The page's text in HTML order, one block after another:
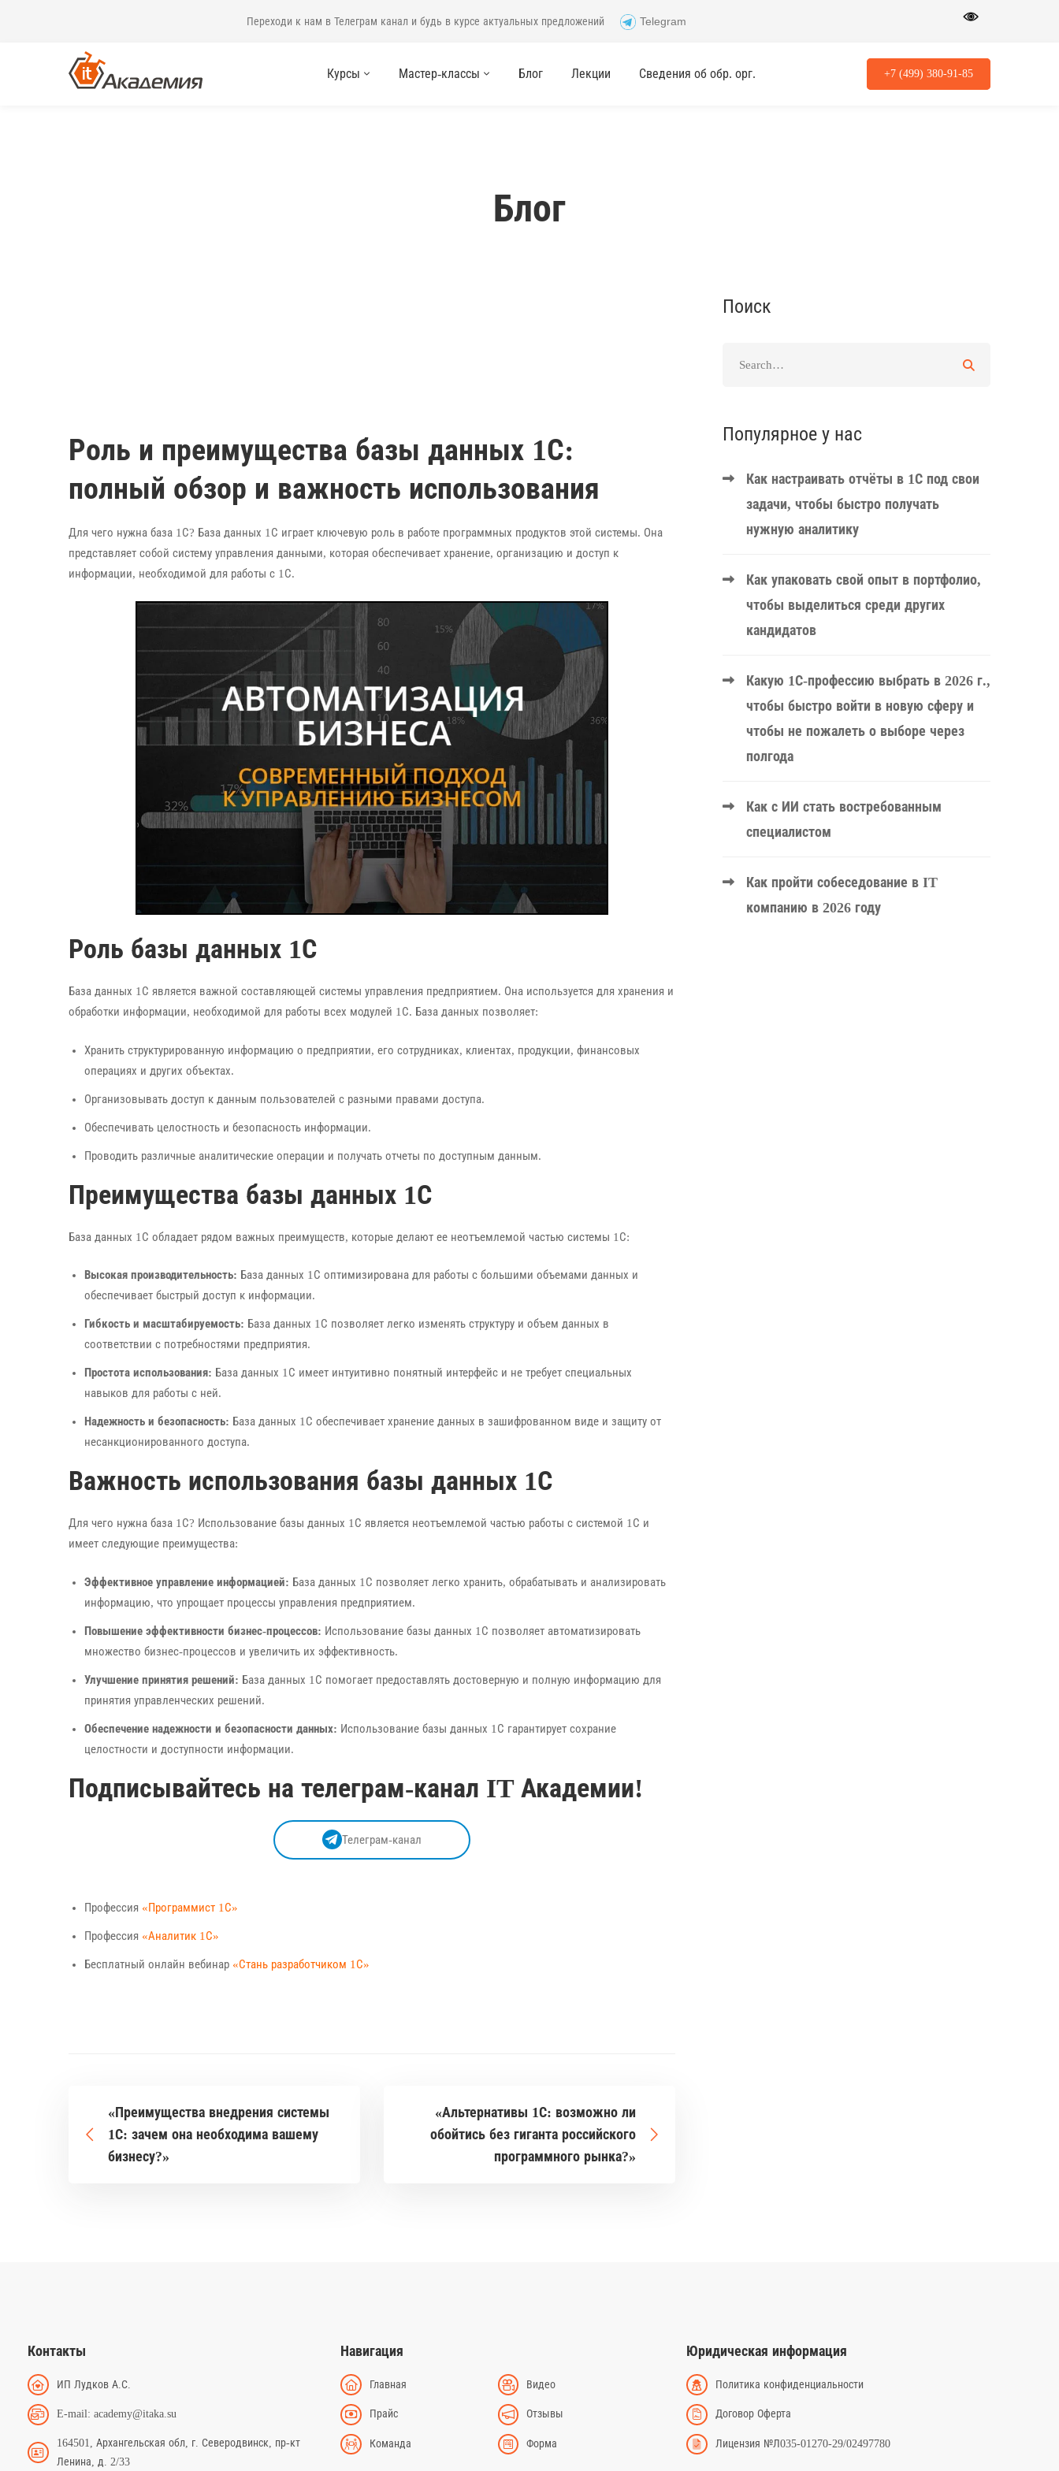
Переходи к нам в Телеграм канал и будь в курсе актуальных предложений Telegram
Курсы Мастер-классы Блог Лекции Сведения об обр. орг. +7 (499) 380-91-85
Блог
Роль и преимущества базы данных 1С:
полный обзор и важность использования
Для чего нужна база 1С? База данных 1С играет ключевую роль в работе программных продуктов этой системы. Она
представляет собой систему управления данными, которая обеспечивает хранение, организацию и доступ к
информации, необходимой для работы с 1С.
Роль базы данных 1С
База данных 1С является важной составляющей системы управления предприятием. Она используется для хранения и
обработки информации, необходимой для работы всех модулей 1С. База данных позволяет:
Хранить структурированную информацию о предприятии, его сотрудниках, клиентах, продукции, финансовых
операциях и других объектах.
Организовывать доступ к данным пользователей с разными правами доступа.
Обеспечивать целостность и безопасность информации.
Проводить различные аналитические операции и получать отчеты по доступным данным.
Преимущества базы данных 1С
База данных 1С обладает рядом важных преимуществ, которые делают ее неотъемлемой частью системы 1С:
Высокая производительность: База данных 1С оптимизирована для работы с большими объемами данных и
обеспечивает быстрый доступ к информации.
Гибкость и масштабируемость: База данных 1С позволяет легко изменять структуру и объем данных в
соответствии с потребностями предприятия.
Простота использования: База данных 1С имеет интуитивно понятный интерфейс и не требует специальных
навыков для работы с ней.
Надежность и безопасность: База данных 1С обеспечивает хранение данных в зашифрованном виде и защиту от
несанкционированного доступа.
Важность использования базы данных 1С
Для чего нужна база 1С? Использование базы данных 1С является неотъемлемой частью работы с системой 1С и
имеет следующие преимущества:
Эффективное управление информацией: База данных 1С позволяет легко хранить, обрабатывать и анализировать
информацию, что упрощает процессы управления предприятием.
Повышение эффективности бизнес-процессов: Использование базы данных 1С позволяет автоматизировать
множество бизнес-процессов и увеличить их эффективность.
Улучшение принятия решений: База данных 1С помогает предоставлять достоверную и полную информацию для
принятия управленческих решений.
Обеспечение надежности и безопасности данных: Использование базы данных 1С гарантирует сохрание
целостности и доступности информации.
Подписывайтесь на телеграм-канал IT Академии!
Телеграм-канал
Профессия «Программист 1С»
Профессия «Аналитик 1С»
Бесплатный онлайн вебинар «Стань разработчиком 1С»
«Преимущества внедрения системы
1С: зачем она необходима вашему
бизнесу?»
«Альтернативы 1С: возможно ли
обойтись без гиганта российского
программного рынка?»
Поиск
Популярное у нас
Как настраивать отчёты в 1С под свои
задачи, чтобы быстро получать
нужную аналитику
Как упаковать свой опыт в портфолио,
чтобы выделиться среди других
кандидатов
Какую 1С-профессию выбрать в 2026 г.,
чтобы быстро войти в новую сферу и
чтобы не пожалеть о выборе через
полгода
Как с ИИ стать востребованным
специалистом
Как пройти собеседование в IT
компанию в 2026 году
Контакты
ИП Лудков А.С.
E-mail: academy@itaka.su
164501, Архангельская обл, г. Северодвинск, пр-кт
Ленина, д. 2/33
Навигация
Главная Видео
Прайс Отзывы
Команда Форма
Юридическая информация
Политика конфиденциальности
Договор Оферта
Лицензия №Л035-01270-29/02497780